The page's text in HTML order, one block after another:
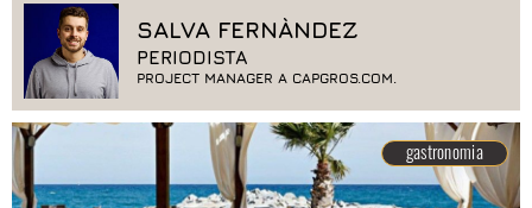
SALVA FERNÀNDEZ
PERIODISTA
PROJECT MANAGER A CAPGROS.COM.
gastronomia